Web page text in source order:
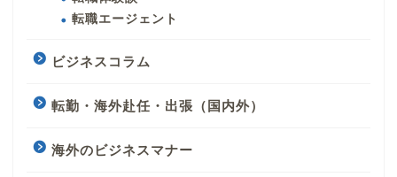
転職エージェント
ビジネスコラム
転勤・海外赴任・出張（国内外）
海外のビジネスマナー